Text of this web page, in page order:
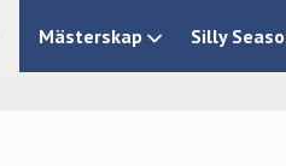
Mästerskap Silly